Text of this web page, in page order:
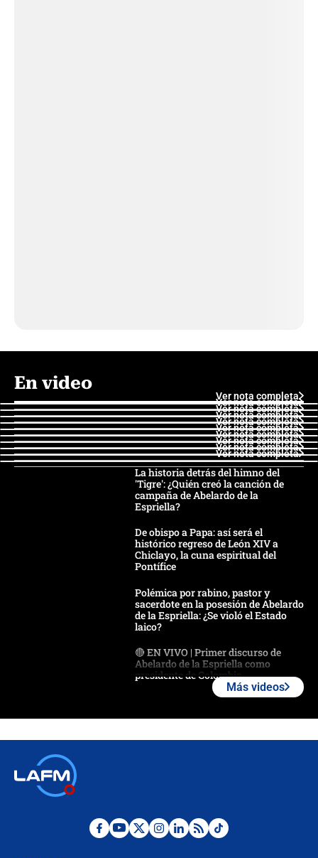
En video
Ver nota completa
Ver nota completa
Ver nota completa
Ver nota completa
Ver nota completa
Ver nota completa
Ver nota completa
Ver nota completa
Ver nota completa
Ver nota completa
La historia detrás del himno del
'Tigre': ¿Quién creó la canción de
campaña de Abelardo de la
Espriella?
De obispo a Papa: así será el
histórico regreso de León XIV a
Chiclayo, la cuna espiritual del
Pontífice
Polémica por rabino, pastor y
sacerdote en la posesión de Abelardo
de la Espriella: ¿Se violó el Estado
laico?
🔴 EN VIVO | Primer discurso de
Abelardo de la Espriella como
presidente de Colombia
Desde dermatitis hasta infecciones:
Más videos